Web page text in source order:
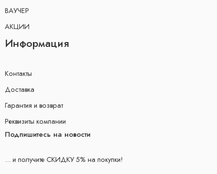
ВАУЧЕР
АКЦИИ
Информация
Контакты
Доставка
Гарантия и возврат
Реквизиты компании
Подпишитесь на новости
... и получите СКИДКУ 5% на покупки!